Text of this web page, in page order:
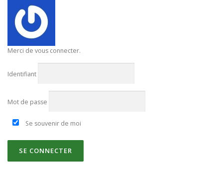
Merci de vous connecter.
Identifiant
Mot de passe
Se souvenir de moi